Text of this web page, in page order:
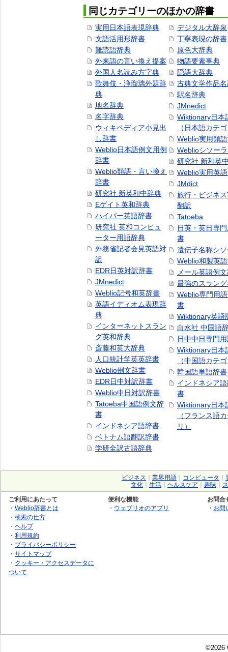
同じカテゴリーのほかの辞書
実用日本語表現辞典
文語活用形辞書
難読語辞典
外来語の言い換え提案
外国人名読み方字典
歌舞伎・浄瑠璃外題辞
典
地名辞典
名字辞典
ウィキペディア小見出
し辞書
Weblio日本語例文用例
辞書
Weblio類語・言い換え
辞書
研究社 新英和中辞典
Eゲイト英和辞典
ハイパー英語辞書
研究社 英和コンピュ
ーター用語辞典
外務省記者会見英語対
訳
EDR日英対訳辞書
JMnedict
Weblio記号和英辞書
英語イディオム表現辞
典
インターネットスラン
グ英和辞典
斎藤和英大辞典
人口統計学英英辞書
Weblio例文辞書
EDR日中対訳辞書
Weblio中日対訳辞書
Tatoeba中国語例文辞
書
インドネシア語辞書
ベトナム語翻訳辞書
学研全訳古語辞典
デジタル大辞泉
丁寧表現の辞書
原色大辞典
物語要素事典
隠語大辞典
古典文学作品
駅名辞典
JMnedict
Wiktionary日本
（日本語カテ
Weblio実用類
Weblioシソー
研究社 新和英
Weblio実用英
JMdict
旅行・ビジネ
翻訳
Tatoeba
日英・英日専
書
遺伝子名称シ
Weblio和製英
メール英語例
最強のスラン
Weblio専門用
書
Wiktionary英語
白水社 中国語
日中中日専門
Wiktionary日本
（中国語カテ
韓国語単語辞書
インドネシア
書
Wiktionary日本
（フランス語
リ）
ビジネス 業界用語 コンピュータ
文化
生活 ヘルスケア 趣味
ご利用にあたって
・ Weblio辞書とは
・ 検索の仕方
・ ヘルプ
・ 利用規約
・ プライバシーポリシー
・ サイトマップ
・ クッキー・アクセスデータに
ついて
便利な機能
・ ウェブリオのアプリ
お問合
・ お問
©2026